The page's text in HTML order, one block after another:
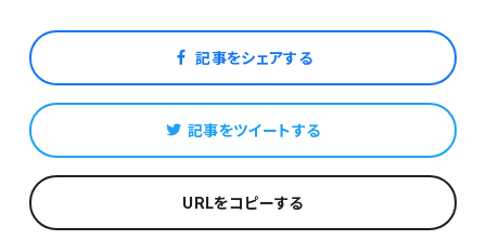
記事をシェアする
記事をツイートする
URLをコピーする